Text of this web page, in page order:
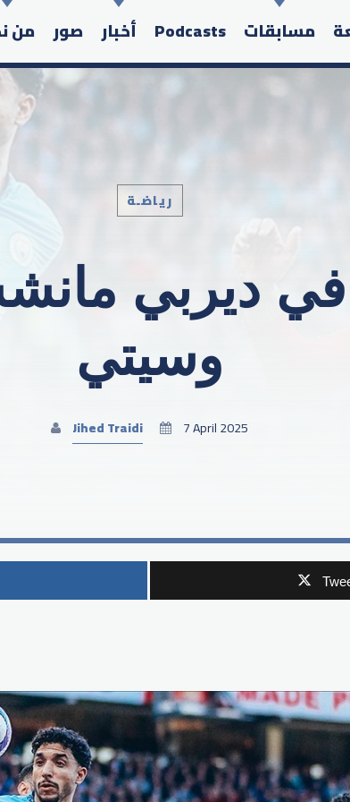
مسابقات Podcasts أخبار صور من
Search in the website:
رياضـة
ديربي
وسيتي
Jihed Traidi 7 April 2025